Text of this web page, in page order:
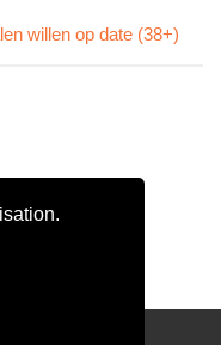
willen op date (38+)